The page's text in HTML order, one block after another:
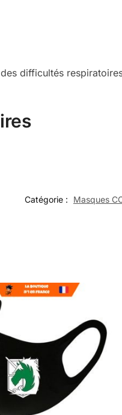
difficultés
Catégorie : Masques